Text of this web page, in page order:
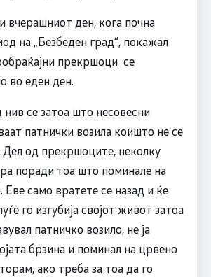
вчерашниот ден, кога почна
на „Безбеден град“, покажал
прекршоци се
во еден ден.
се затоа што несовесни
патнички возила коишто не се
Дел од прекршоците, неколку
поради тоа што поминале на
Еве само вратете се назад и ќе
го изгубија својот живот затоа
патничко возило, не ја
брзина и поминал на црвено
ако треба за тоа да го